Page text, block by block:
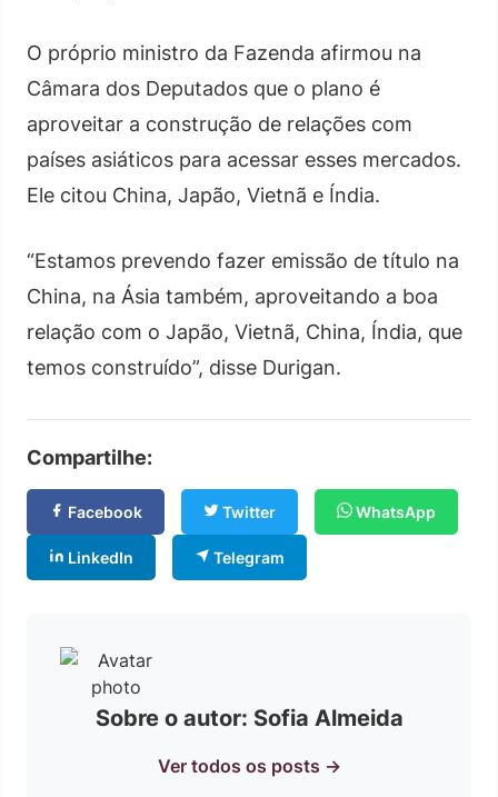
O próprio ministro da Fazenda afirmou na
Câmara dos Deputados que o plano é
aproveitar a construção de relações com
países asiáticos para acessar esses mercados.
Ele citou China, Japão, Vietnã e Índia.
“Estamos prevendo fazer emissão de título na
China, na Ásia também, aproveitando a boa
relação com o Japão, Vietnã, China, Índia, que
temos construído”, disse Durigan.
Compartilhe:
Facebook Twitter WhatsApp
LinkedIn Telegram
Sobre o autor: Sofia Almeida
Ver todos os posts →